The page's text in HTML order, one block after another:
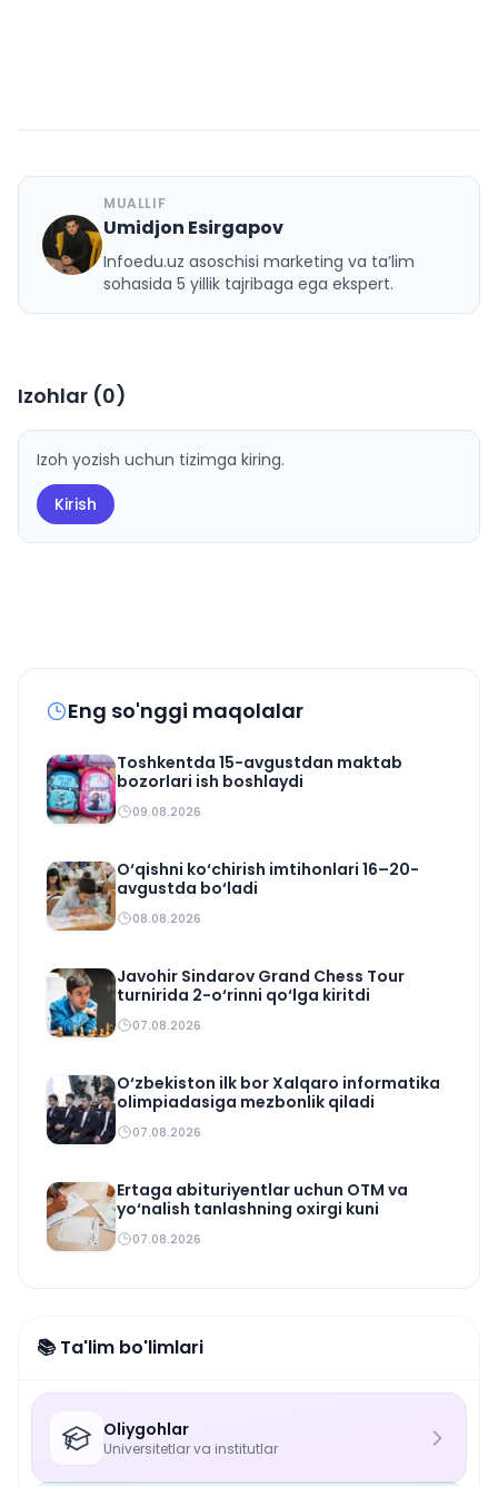
U
MUALLIF
Umidjon Esirgapov
Infoedu.uz asoschisi marketing va ta’lim
sohasida 5 yillik tajribaga ega ekspert.
Izohlar (0)
Izoh yozish uchun tizimga kiring.
Kirish
Eng so'nggi maqolalar
Toshkentda 15-avgustdan maktab
bozorlari ish boshlaydi
09.08.2026
O‘qishni ko‘chirish imtihonlari 16–20-
avgustda bo‘ladi
08.08.2026
Javohir Sindarov Grand Chess Tour
turnirida 2-o‘rinni qo‘lga kiritdi
07.08.2026
O‘zbekiston ilk bor Xalqaro informatika
olimpiadasiga mezbonlik qiladi
07.08.2026
Ertaga abituriyentlar uchun OTM va
yo‘nalish tanlashning oxirgi kuni
07.08.2026
📚 Ta'lim bo'limlari
Oliygohlar
Universitetlar va institutlar